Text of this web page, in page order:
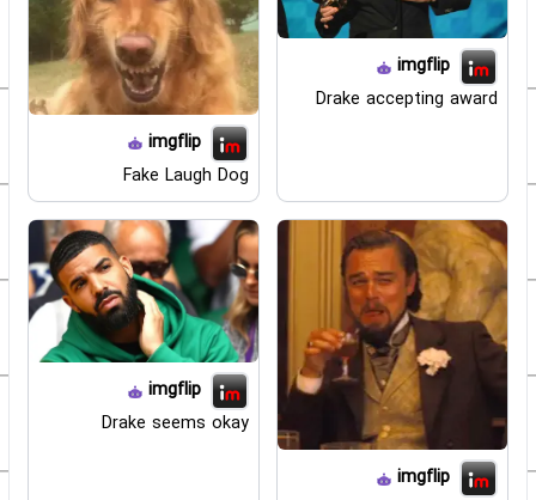
imgflip
Drake accepting award
imgflip
Fake Laugh Dog
imgflip
imgflip
Drake seems okay